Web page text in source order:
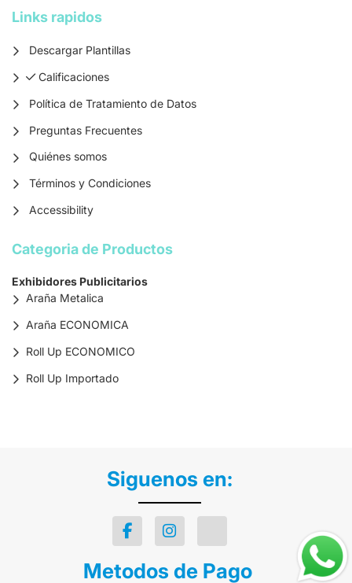
Links rapidos
Descargar Plantillas
Calificaciones
Calificaciones
Política de Tratamiento de Datos
Preguntas Frecuentes
Quiénes somos
Términos y Condiciones
Accessibility
Categoria de Productos
Exhibidores Publicitarios
Araña Metalica
Araña ECONOMICA
Roll Up ECONOMICO
Roll Up Importado
Siguenos en:
Metodos de Pago